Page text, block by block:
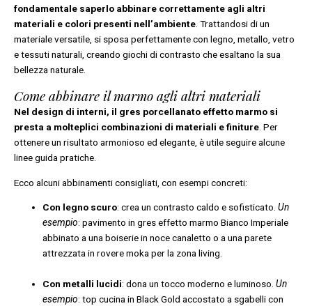
fondamentale saperlo abbinare correttamente agli altri
materiali e colori presenti nell’ambiente. Trattandosi di un
materiale versatile, si sposa perfettamente con legno, metallo, vetro
e tessuti naturali, creando giochi di contrasto che esaltano la sua
bellezza naturale.
Come abbinare il marmo agli altri materiali
Nel design di interni, il gres porcellanato effetto marmo si
presta a molteplici combinazioni di materiali e finiture . Per
ottenere un risultato armonioso ed elegante, è utile seguire alcune
linee guida pratiche.
Ecco alcuni abbinamenti consigliati, con esempi concreti:
Con legno scuro: crea un contrasto caldo e sofisticato.Un
esempio: pavimento in gres effetto marmo Bianco Imperiale
abbinato a una boiserie in noce canaletto o a una parete
attrezzata in rovere moka per la zona living.
Con metalli lucidi: dona un tocco moderno e luminoso.Un
esempio: top cucina in Black Gold accostato a sgabelli con